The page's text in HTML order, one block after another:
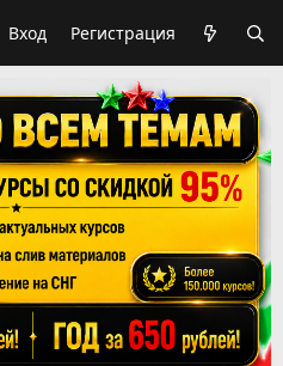
Вход Регистрация